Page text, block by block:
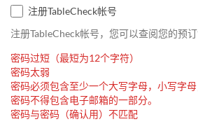
注册TableCheck帐号
注册TableCheck帐号，您可以查阅您的预
密码过短（最短为12个字符）
密码太弱
密码必须包含至少一个大写字母，小写字母
密码不得包含电子邮箱的一部分。
密码与密码（确认用）不匹配